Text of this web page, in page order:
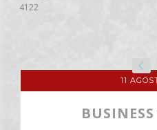
4122